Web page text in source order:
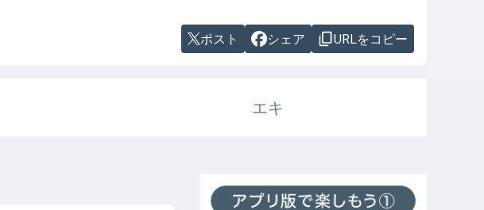
ポスト シェア URLをコピー
エキ